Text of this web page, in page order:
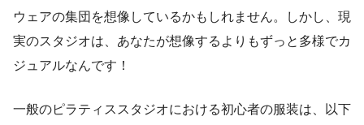
ウェアの集団を想像しているかもしれません。しかし、現
実のスタジオは、あなたが想像するよりもずっと多様でカ
ジュアルなんです！
一般のピラティススタジオにおける初心者の服装は、以下